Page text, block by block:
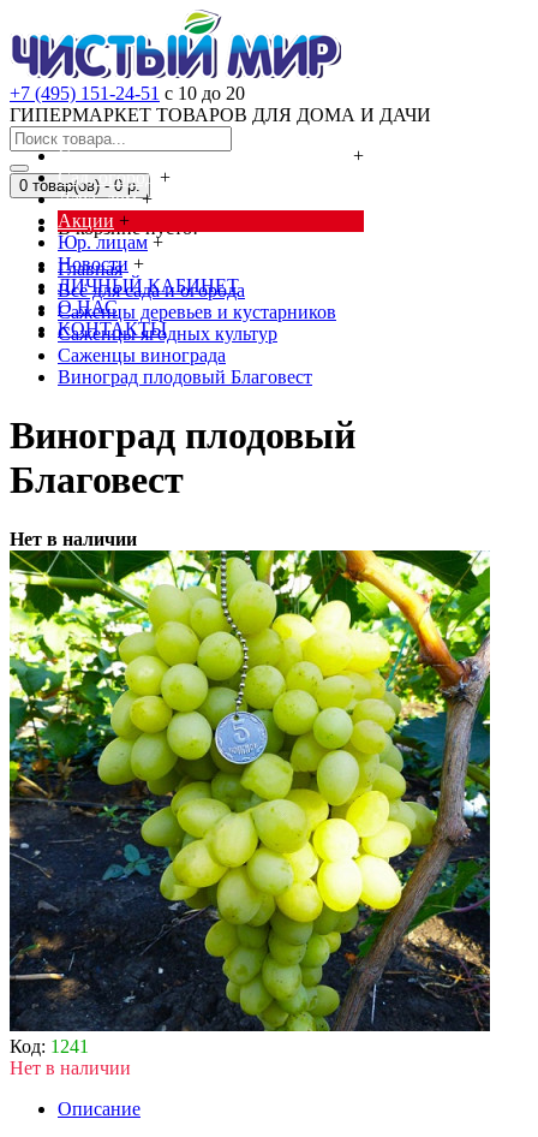
+7 (495) 151-24-51 с 10 до 20
ГИПЕРМАРКЕТ ТОВАРОВ ДЛЯ ДОМА И ДАЧИ
Cредства от насекомых и грызунов
+
Сад, огород +
Дача, дом +
Акции +
Юр. лицам +
Новости +
ЛИЧНЫЙ КАБИНЕТ
О НАС
КОНТАКТЫ
0 товар(ов) - 0 р.
В корзине пусто!
Главная
Всё для сада и огорода
Саженцы деревьев и кустарников
Саженцы ягодных культур
Саженцы винограда
Виноград плодовый Благовест
Виноград плодовый
Благовест
Нет в наличии
Код: 1241
Нет в наличии
Описание